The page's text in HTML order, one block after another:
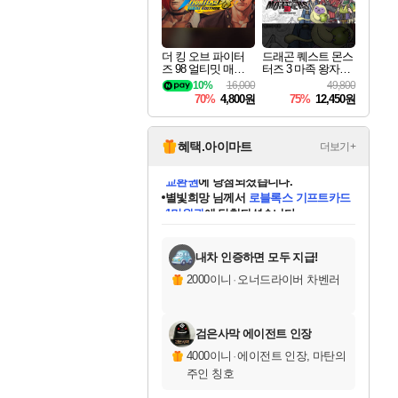
더 킹 오브 파이터
즈 98 얼티밋 매치
파이널 에디션 THE
KING OF FIGHTER
S 98 ULTIMATE MA
TCH FINAL EDITIO
N
16,000
10%
70% 4,800원
드래곤 퀘스트 몬스
터즈 3 마족 왕자와
엘프의 여행 Dragon
Quest Monsters The
Dark Prince
49,800
75% 12,450원
혜택.아이마트 더보기+
교환.
당첨되셨습니다.
당첨되셨습니다.
당첨되셨습니다.
별빛희망 님께서로블록스 기프트카드
1만원권에 당첨되셨습니다.
당첨되셨습니다.
당첨되셨습니다.
당첨되셨습니다.
당첨되셨습니다.
에디션 (스팀코드)를 교환.
당첨되셨습니다.
내차 인증하면 모두 지급!
2000이니 · 오너드라이버 차벤러
검은사막 에이전트 인장
4000이니 ·에이전트 인장, 마탄의
주인 칭호